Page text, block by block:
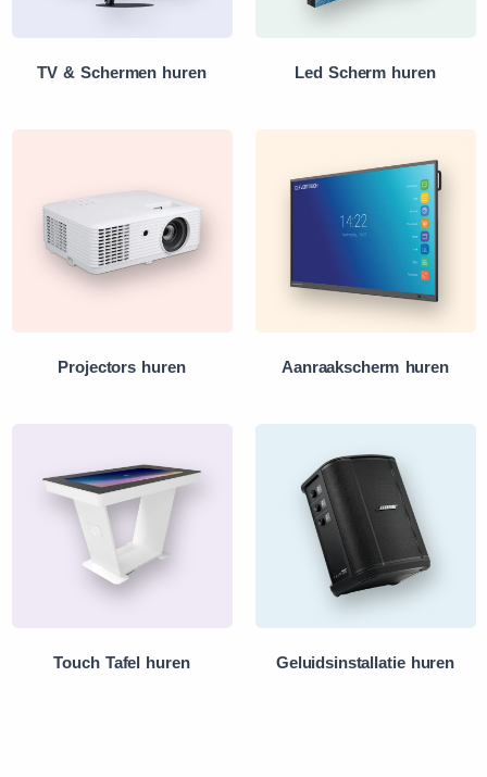
TV & Schermen huren Led Scherm huren
Projectors huren Aanraakscherm huren
Touch Tafel huren Geluidsinstallatie huren